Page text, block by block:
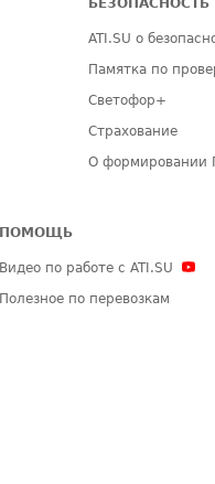
БЕЗОПАСНОСТЬ
ATI.SU о
Памятка по
Светофор+
Страхование
О формировании
ПОМОЩЬ
Видео по работе с ATI.SU
Полезное по перевозкам